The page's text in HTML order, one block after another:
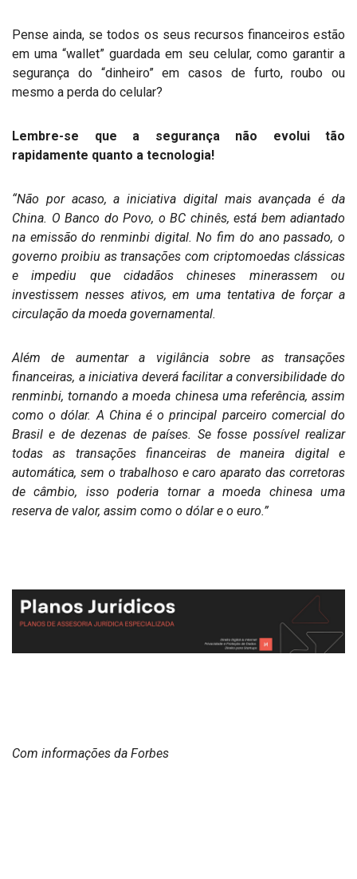
Pense ainda, se todos os seus recursos financeiros estão
em uma “wallet” guardada em seu celular, como garantir a
segurança do “dinheiro” em casos de furto, roubo ou
mesmo a perda do celular?
Lembre-se que a segurança não evolui tão
rapidamente quanto a tecnologia!
“Não por acaso, a iniciativa digital mais avançada é da
China. O Banco do Povo, o BC chinês, está bem adiantado
na emissão do renminbi digital. No fim do ano passado, o
governo proibiu as transações com criptomoedas clássicas
e impediu que cidadãos chineses minerassem ou
investissem nesses ativos, em uma tentativa de forçar a
circulação da moeda governamental.
Além de aumentar a vigilância sobre as transações
financeiras, a iniciativa deverá facilitar a conversibilidade do
renminbi, tornando a moeda chinesa uma referência, assim
como o dólar. A China é o principal parceiro comercial do
Brasil e de dezenas de países. Se fosse possível realizar
todas as transações financeiras de maneira digital e
automática, sem o trabalhoso e caro aparato das corretoras
de câmbio, isso poderia tornar a moeda chinesa uma
reserva de valor, assim como o dólar e o euro.”
Com informações da Forbes